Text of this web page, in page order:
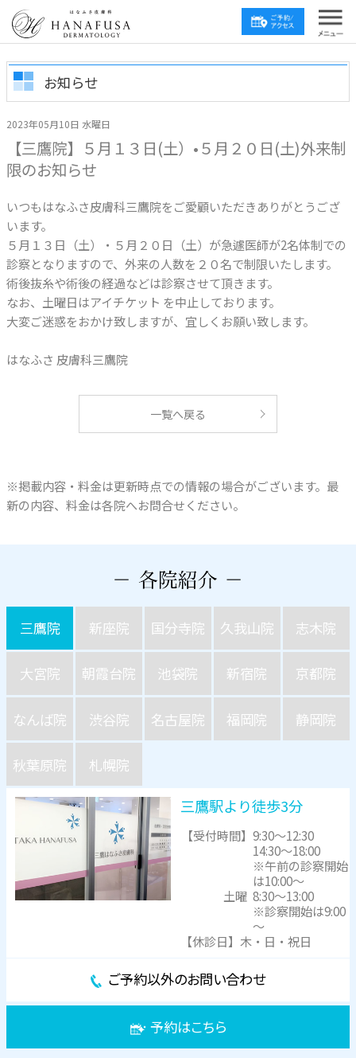
お知らせ
2023年05月10日 水曜日
【三鷹院】５月１３日(土）•５月２０日(土)外来制
限のお知らせ
いつもはなふさ皮膚科三鷹院をご愛顧いただきありがとうござ
います。
５月１３日（土）・５月２０日（土）が急遽医師が2名体制での
診察となりますので、外来の人数を２０名で制限いたします。
術後抜糸や術後の経過などは診察させて頂きます。
なお、土曜日はアイチケット を中止しております。
大変ご迷惑をおかけ致しますが、宜しくお願い致します。
はなふさ 皮膚科三鷹院
一覧へ戻る
※掲載内容・料金は更新時点での情報の場合がございます。最
新の内容、料金は各院へお問合せください。
三鷹院 新座院 国分寺院 久我山院 志木院
大宮院 朝霞台院 池袋院 新宿院 京都院
なんば院 渋谷院 名古屋院 福岡院 静岡院
秋葉原院 札幌院
三鷹駅より徒歩3分
【受付時間】9:30～12:30
14:30～18:00
※午前の診察開始
は10:00～
土曜 8:30～13:00
※診察開始は9:00
～
【休診日】木・日・祝日
ご予約以外のお問い合わせ
予約はこちら